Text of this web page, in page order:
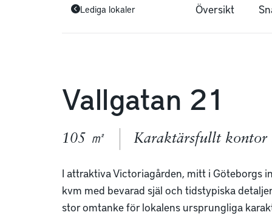
Lediga lokaler Översikt
Vallgatan 21
105 ㎡ Karaktärsfullt kontor
I attraktiva Victoriagården, mitt i Göteborgs
kvm med bevarad själ och tidstypiska
stor omtanke för lokalens ursprungliga